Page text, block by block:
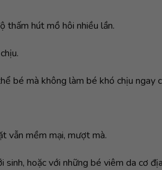
thấm hút mồ hôi nhiều lần.
bé mà không làm bé khó chịu ngay
vẫn mềm mại, mượt mà.
sinh, hoặc với những bé viêm da cơ địa